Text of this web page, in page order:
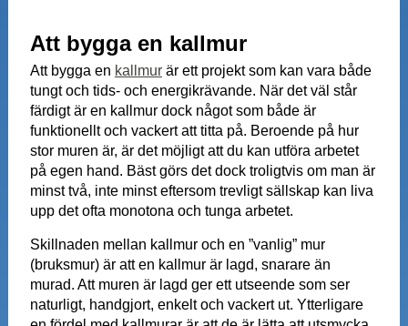
Att bygga en kallmur
Att bygga en kallmurär ett projekt som kan vara både
tungt och tids- och energikrävande. När det väl står
färdigt är en kallmur dock något som både är
funktionellt och vackert att titta på. Beroende på hur
stor muren är, är det möjligt att du kan utföra arbetet
på egen hand. Bäst görs det dock troligtvis om man är
minst två, inte minst eftersom trevligt sällskap kan liva
upp det ofta monotona och tunga arbetet.
Skillnaden mellan kallmur och en ”vanlig” mur
(bruksmur) är att en kallmur är lagd, snarare än
murad. Att muren är lagd ger ett utseende som ser
naturligt, handgjort, enkelt och vackert ut. Ytterligare